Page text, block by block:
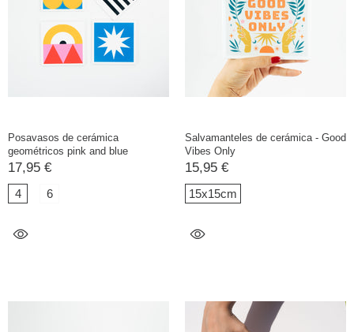
Posavasos de cerámica
geométricos pink and blue
17,95 €
4 6
Salvamanteles de cerámica - Good
Vibes Only
15,95 €
15x15cm